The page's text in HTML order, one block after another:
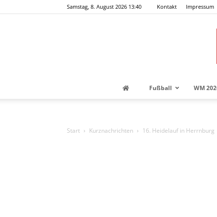
Samstag, 8. August 2026 13:40 Kontakt Impressum
Fußball WM
Start Kurznachrichten 16. Heidelauf in Herrnburg